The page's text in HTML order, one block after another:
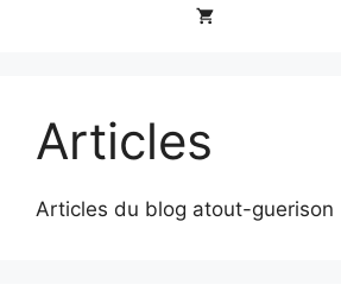
Articles
Articles du blog atout-guerison